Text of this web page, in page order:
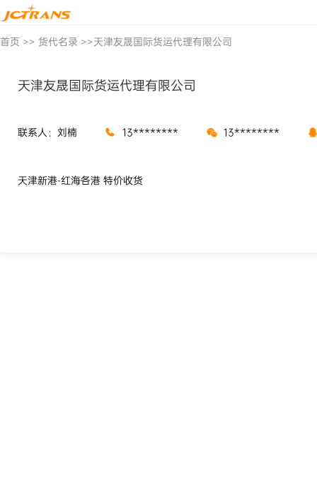
首页 >> 货代名录 >>天津友晟国际货运代理有限公司
天津友晟国际货运代理有限公司
联系人：刘楠 13******** 13********
天津新港-红海各港 特价收货